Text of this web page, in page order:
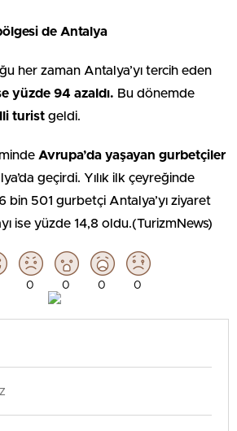
de Antalya
her zaman Antalya’yı tercih eden
yüzde 94 azaldı. Bu dönemde
turist geldi.
Avrupa’da yaşayan gurbetçiler
geçirdi. Yılık ilk çeyreğinde
bin 501 gurbetçi Antalya’yı ziyaret
ise yüzde 14,8 oldu.(TurizmNews)
0 0 0 0